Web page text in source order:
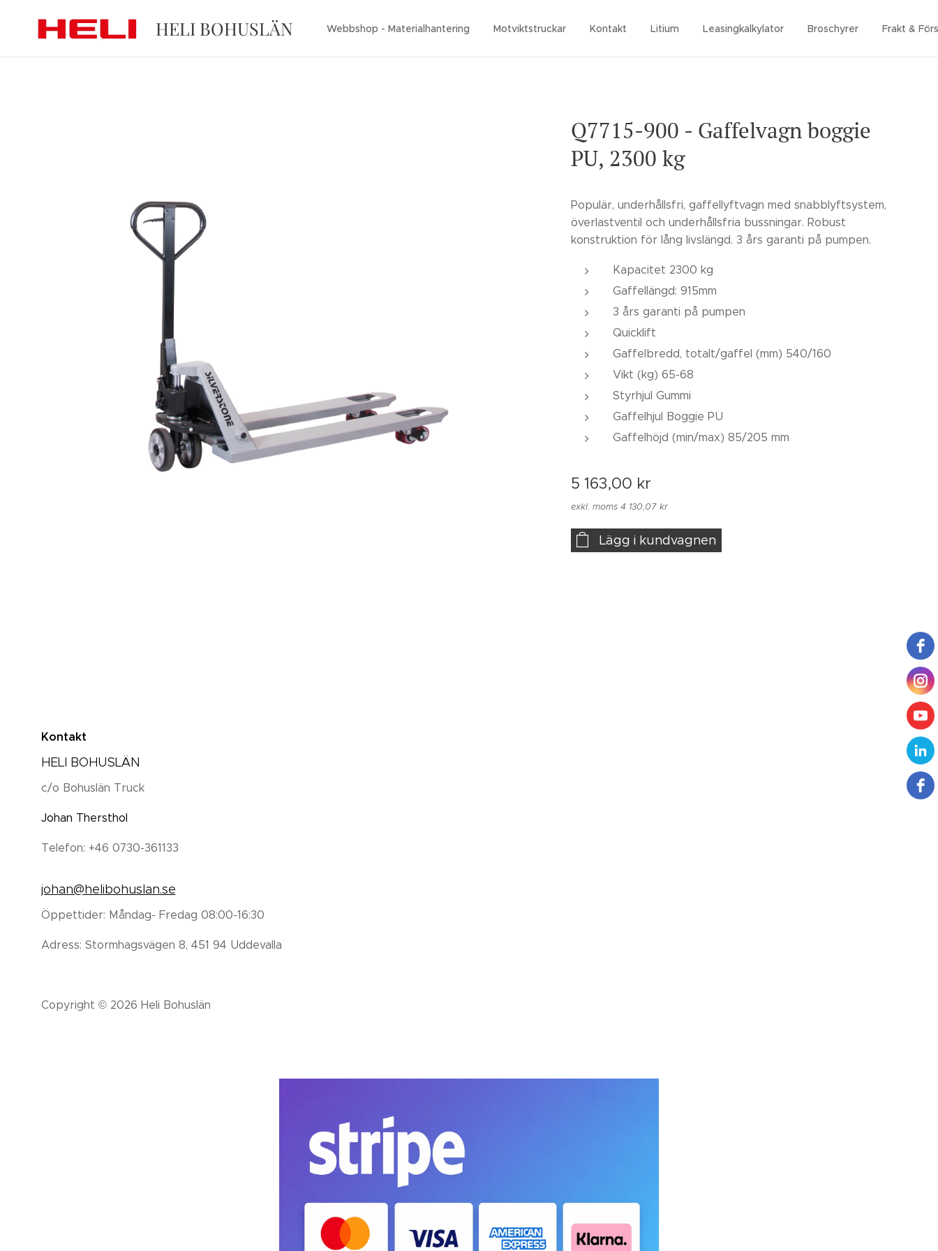
HELI BOHUSLÄN Webbshop - Materialhantering Motviktstruckar Kontakt Litium Leasingkalkylator Broschyrer Frakt &
Q7715-900 - Gaffelvagn boggie
PU, 2300 kg
Populär, underhållsfri, gaffellyftvagn med snabblyftsystem,
överlastventil och underhållsfria bussningar. Robust
konstruktion för lång livslängd. 3 års garanti på pumpen.
Kapacitet 2300 kg
Gaffellängd: 915mm
3 års garanti på pumpen
Quicklift
Gaffelbredd, totalt/gaffel (mm) 540/160
Vikt (kg) 65-68
Styrhjul Gummi
Gaffelhjul Boggie PU
Gaffelhöjd (min/max) 85/205 mm
5 163,00 kr
exkl. moms 4 130,07 kr
Lägg i kundvagnen
Kontakt
HELI BOHUSLÄN
c/o Bohuslän Truck
Johan Thersthol
Telefon: +46 0730-361133
johan@helibohuslan.se
Öppettider: Måndag- Fredag 08:00-16:30
Adress: Stormhagsvägen 8, 451 94 Uddevalla
Copyright © 2026 Heli Bohuslän